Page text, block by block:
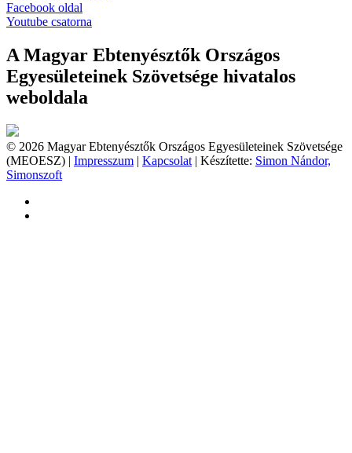
Facebook oldal
Youtube csatorna
A Magyar Ebtenyésztők Országos
Egyesületeinek Szövetsége hivatalos
weboldala
© 2026 Magyar Ebtenyésztők Országos Egyesületeinek Szövetsége
(MEOESZ) | Impresszum | Kapcsolat | Készítette: Simon Nándor,
Simonszoft